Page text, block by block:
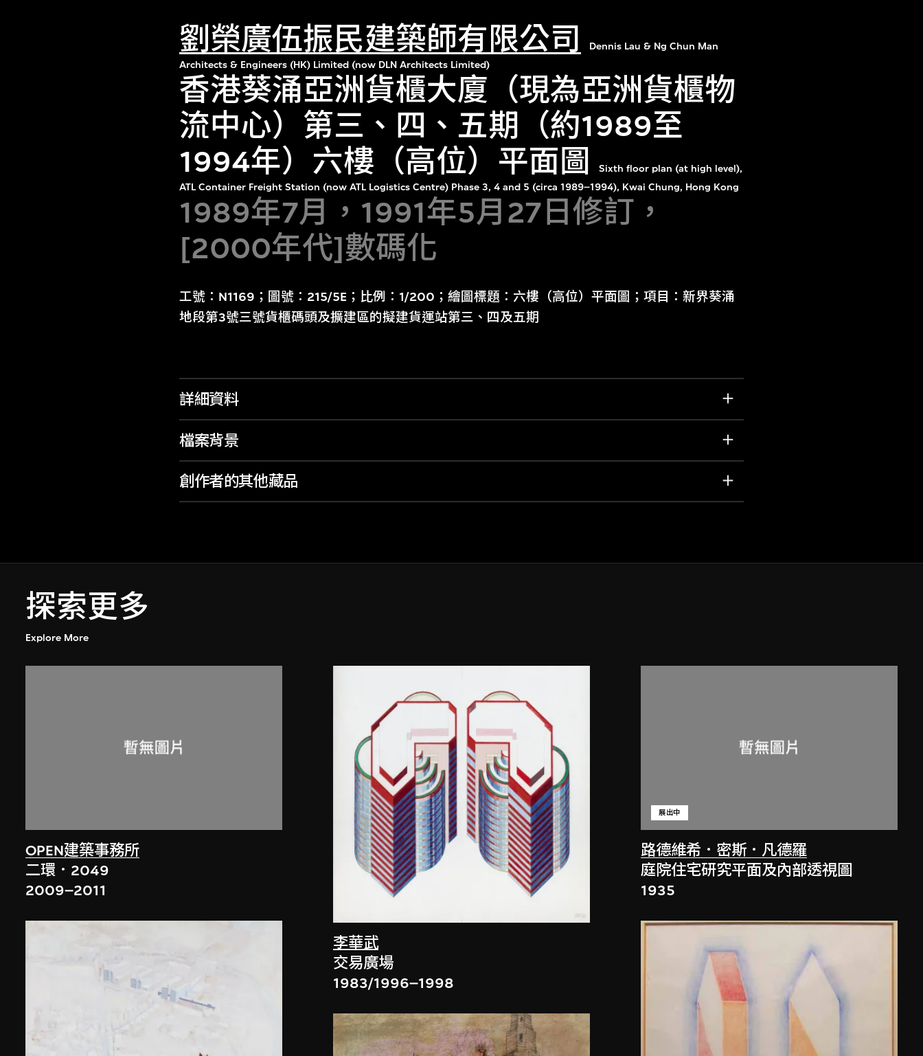
劉榮廣伍振民建築師有限公司
Dennis Lau & Ng Chun Man
Architects & Engineers (HK) Limited (now DLN Architects Limited)
香港葵涌亞洲貨櫃大廈（現為亞洲貨櫃物
流中心）第三、四、五期（約1989至
1994年）六樓（高位）平面圖
Sixth floor plan (at high level),
ATL Container Freight Station (now ATL Logistics Centre) Phase 3, 4 and 5 (circa 1989–1994), Kwai Chung, Hong Kong
1989年7月，1991年5月27日修訂，
[2000年代]數碼化
工號：N1169；圖號：215/5E；比例：1/200；繪圖標題：六樓（高位）平面圖；項目：新界葵涌
地段第3號三號貨櫃碼頭及擴建區的擬建貨運站第三、四及五期
詳細資料
檔案背景
創作者的其他藏品
探索更多
Explore More
OPEN建築事務所
二環．2049
2009–2011
李華武
交易廣場
1983/1996–1998
路德維希．密斯．凡德羅
展出中
庭院住宅研究平面及內部透視圖
1935